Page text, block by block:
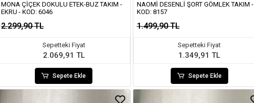
MONA ÇIÇEK DOKULU ETEK-BUZ TAKIM -
EKRU - KOD: 6046
2.299,90 TL
Sepetteki Fiyat
2.069,91 TL
Sepete Ekle
NAOMI DESENLI ŞORT GÖMLEK TAKIM -
KOD: 8157
1.499,90 TL
Sepetteki Fiyat
1.349,91 TL
Sepete Ekle